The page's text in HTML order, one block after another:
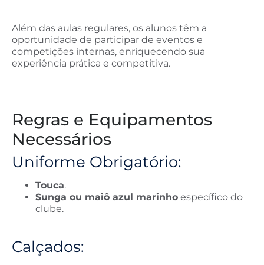
Além das aulas regulares, os alunos têm a
oportunidade de participar de eventos e
competições internas, enriquecendo sua
experiência prática e competitiva.
Regras e Equipamentos
Necessários
Uniforme Obrigatório:
Touca.
Sunga ou maiô azul marinho específico do
clube.
Calçados: